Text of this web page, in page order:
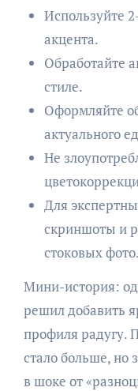
Используйте
акцента.
Обработайте
стиле.
Оформляйте
актуального
Не
Для
скриншоты и
стоковых фото.
Мини-история:
решил добавить
профиля радугу.
стало больше, но
в шоке от